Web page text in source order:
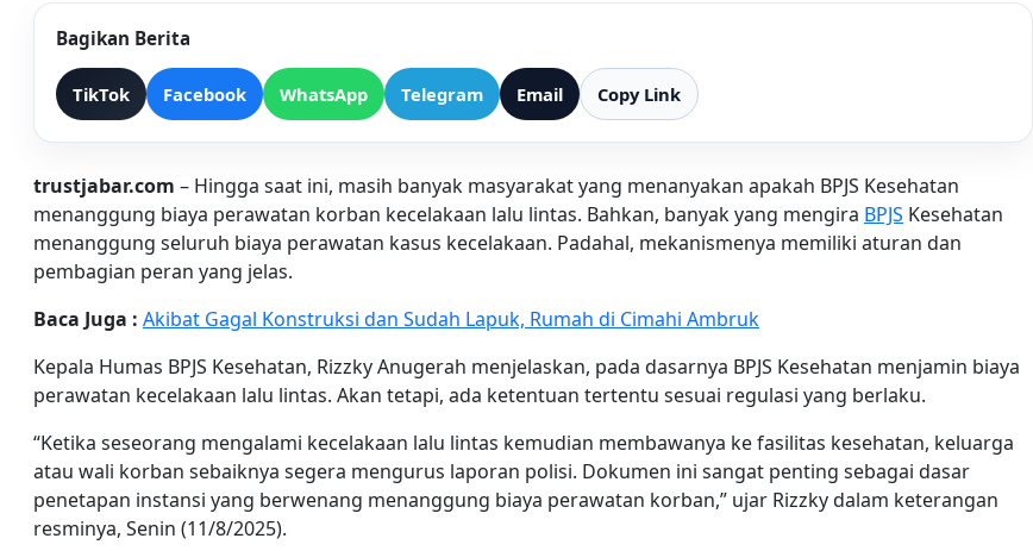
Bagikan Berita
TikTok Facebook WhatsApp Telegram Email Copy Link
trustjabar.com – Hingga saat ini, masih banyak masyarakat yang menanyakan apakah BPJS Kesehatan
menanggung biaya perawatan korban kecelakaan lalu lintas. Bahkan, banyak yang mengira BPJS Kesehatan
menanggung seluruh biaya perawatan kasus kecelakaan. Padahal, mekanismenya memiliki aturan dan
pembagian peran yang jelas.
Baca Juga : Akibat Gagal Konstruksi dan Sudah Lapuk, Rumah di Cimahi Ambruk
Kepala Humas BPJS Kesehatan, Rizzky Anugerah menjelaskan, pada dasarnya BPJS Kesehatan menjamin biaya
perawatan kecelakaan lalu lintas. Akan tetapi, ada ketentuan tertentu sesuai regulasi yang berlaku.
“Ketika seseorang mengalami kecelakaan lalu lintas kemudian membawanya ke fasilitas kesehatan, keluarga
atau wali korban sebaiknya segera mengurus laporan polisi. Dokumen ini sangat penting sebagai dasar
penetapan instansi yang berwenang menanggung biaya perawatan korban,” ujar Rizzky dalam keterangan
resminya, Senin (11/8/2025).